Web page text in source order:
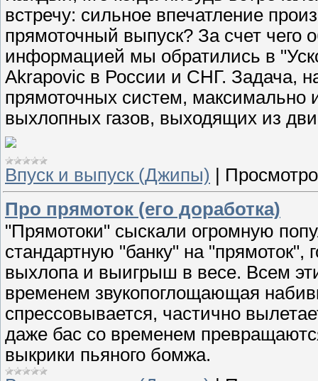
встречу: сильное впечатление
прямоточный выпуск? За счет чего
информацией мы обратились в
Akrapovic в России и СНГ. Задача,
прямоточных систем, максимально
выхлопных газов, выходящих из
Впуск и выпуск (Джипы)
Про прямоток (его доработка)
"Прямотоки" сыскали огромную
стандартную "банку" на "прямоток",
выхлопа и выигрыш в весе. Всем
временем звукопоглощающая
спрессовывается, частично
даже бас со временем
выкрики пьяного бомжа.